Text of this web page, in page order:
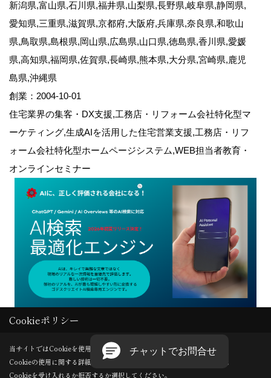
新潟県,富山県,石川県,福井県,山梨県,長野県,岐阜県,静岡県,
愛知県,三重県,滋賀県,京都府,大阪府,兵庫県,奈良県,和歌山
県,鳥取県,島根県,岡山県,広島県,山口県,徳島県,香川県,愛媛
県,高知県,福岡県,佐賀県,長崎県,熊本県,大分県,宮崎県,鹿児
島県,沖縄県
創業：2004-10-01
住宅業界の集客・DX支援,工務店・リフォーム会社特化型マ
ーケティング,生成AIを活用した住宅営業支援,工務店・リフ
ォーム会社特化型ホームページシステム,WEB担当者教育・
オンラインセミナー
Copyright (c) GODDESS CREATE. All Rights Reserved.
Produced byゴデスクリエイト
Cookieポリシー
当サイトではCookieを使用します。
Cookieの使用に関する詳細は 「プライバシーポリシー
」をご覧ください。
Cookieを受け入れるか拒否するか選択してください。